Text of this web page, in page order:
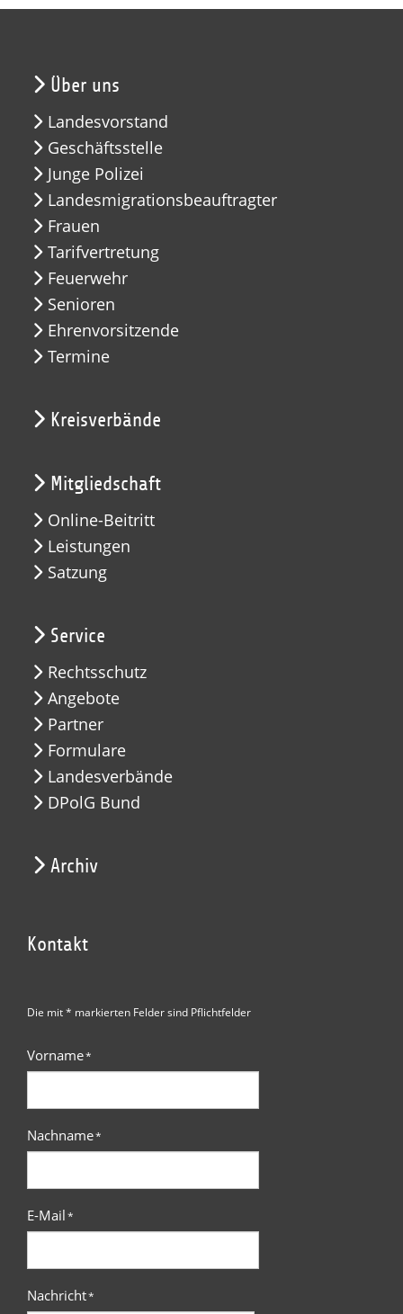
Über uns
Landesvorstand
Geschäftsstelle
Junge Polizei
Landesmigrationsbeauftragter
Frauen
Tarifvertretung
Feuerwehr
Senioren
Ehrenvorsitzende
Termine
Kreisverbände
Mitgliedschaft
Online-Beitritt
Leistungen
Satzung
Service
Rechtsschutz
Angebote
Partner
Formulare
Landesverbände
DPolG Bund
Archiv
Kontakt
Die mit * markierten Felder sind Pflichtfelder
Vorname*
Nachname*
E-Mail*
Nachricht*